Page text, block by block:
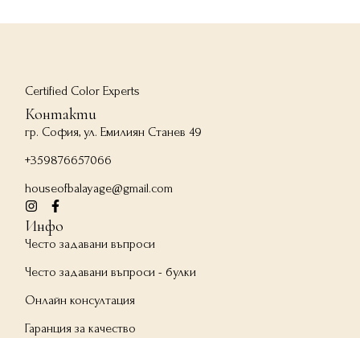
Certified Color Experts
Контакти
гр. София, ул. Емилиян Станев 49
+359876657066
houseofbalayage@gmail.com
Инфо
Често задавани въпроси
Често задавани въпроси - булки
Онлайн консултация
Гаранция за качество